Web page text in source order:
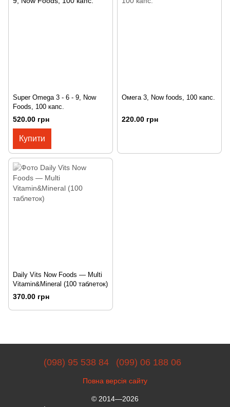
Super Omega 3 - 6 - 9, Now
Foods, 100 капс.
520.00 грн
Купити
Омега 3, Now foods, 100 капс.
220.00 грн
Daily Vits Now Foods — Multi
Vitamin&Mineral (100 таблеток)
370.00 грн
(098) 95 538 84 (099) 06 188 06
Повна версія сайту
© 2014—2026